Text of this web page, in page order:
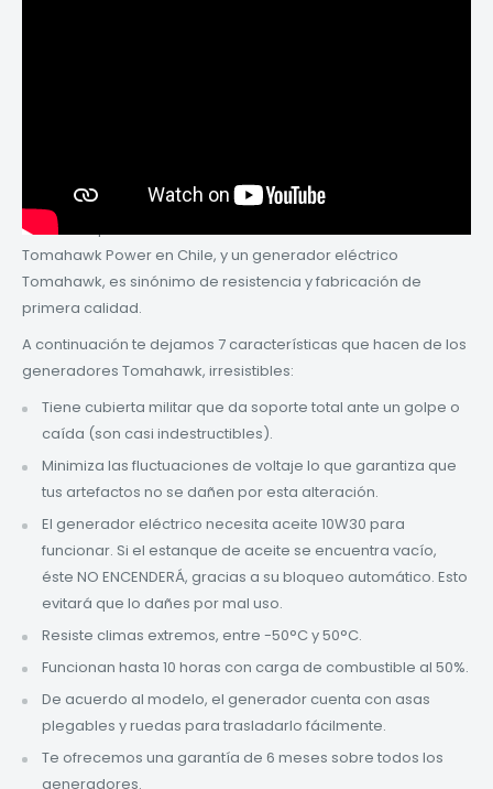
Características de un Generador Eléctrico Tomahawk:
Ya sabes que somos
Tomahawk Power en Chile, y un generador eléctrico
Tomahawk, es sinónimo de resistencia y fabricación de
primera calidad.
A continuación te dejamos 7 características que hacen de los
generadores Tomahawk, irresistibles:
Tiene cubierta militar que da soporte total ante un golpe o
caída (son casi indestructibles).
Minimiza las fluctuaciones de voltaje lo que garantiza que
tus artefactos no se dañen por esta alteración.
El generador eléctrico necesita aceite 10W30 para
funcionar. Si el estanque de aceite se encuentra vacío,
éste NO ENCENDERÁ, gracias a su bloqueo automático. Esto
evitará que lo dañes por mal uso.
Resiste climas extremos, entre -50°C y 50°C.
Funcionan hasta 10 horas con carga de combustible al 50%.
De acuerdo al modelo, el generador cuenta con asas
plegables y ruedas para trasladarlo fácilmente.
Te ofrecemos una garantía de 6 meses sobre todos los
generadores.